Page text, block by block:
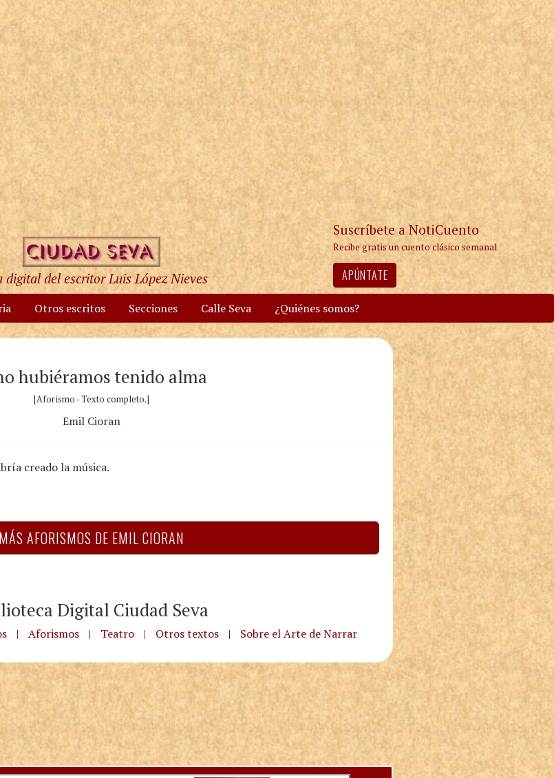
digital del escritor Luis López Nieves
Suscríbete a NotiCuento
Recibe gratis un cuento clásico semanal
APÚNTATE
Otros escritos Secciones Calle Seva ¿Quiénes somos?
hubiéramos tenido alma
[Aforismo - Texto completo.]
Emil Cioran
creado la música.
MÁS AFORISMOS DE EMIL CIORAN
Digital Ciudad Seva
| Aforismos | Teatro | Otros textos | Sobre el Arte de Narrar